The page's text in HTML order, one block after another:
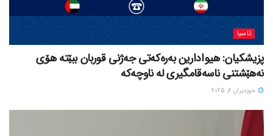
ئاسیا
پزیشکیان: هیوادارین بەرەکەتی جەژنی قوربان ببێتە هۆی
نەهێشتنی ناسەقامگیری لە ناوچەکە
حوزه‌یران 6, 2025